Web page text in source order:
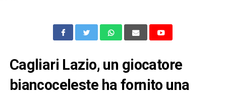
Cagliari Lazio, un giocatore
biancoceleste ha fornito una